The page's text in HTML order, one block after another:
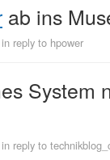
ab ins
in reply to hpower
System
in reply to